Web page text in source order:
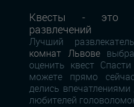
Квесты - это
развлечений
Лучший
комнат Львове
оценить квест
можете прямо
делись впечатлениями
любителей